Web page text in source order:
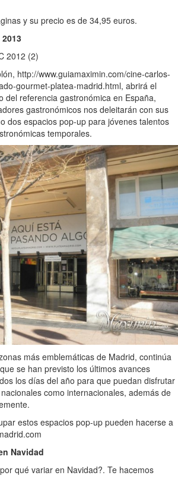
y su precio es de 34,95 euros.
http://www.guiamaximin.com/cine-carlos-
gourmet-platea-madrid.html, abrirá el
del referencia gastronómica en España,
gastronómicos nos deleitarán con sus
dos espacios pop-up para jóvenes talentos
temporales.
más emblemáticas de Madrid, continúa
se han previsto los últimos avances
los días del año para que puedan disfrutar
como internacionales, además de
estos espacios pop-up pueden hacerse a
Navidad
qué variar en Navidad?. Te hacemos